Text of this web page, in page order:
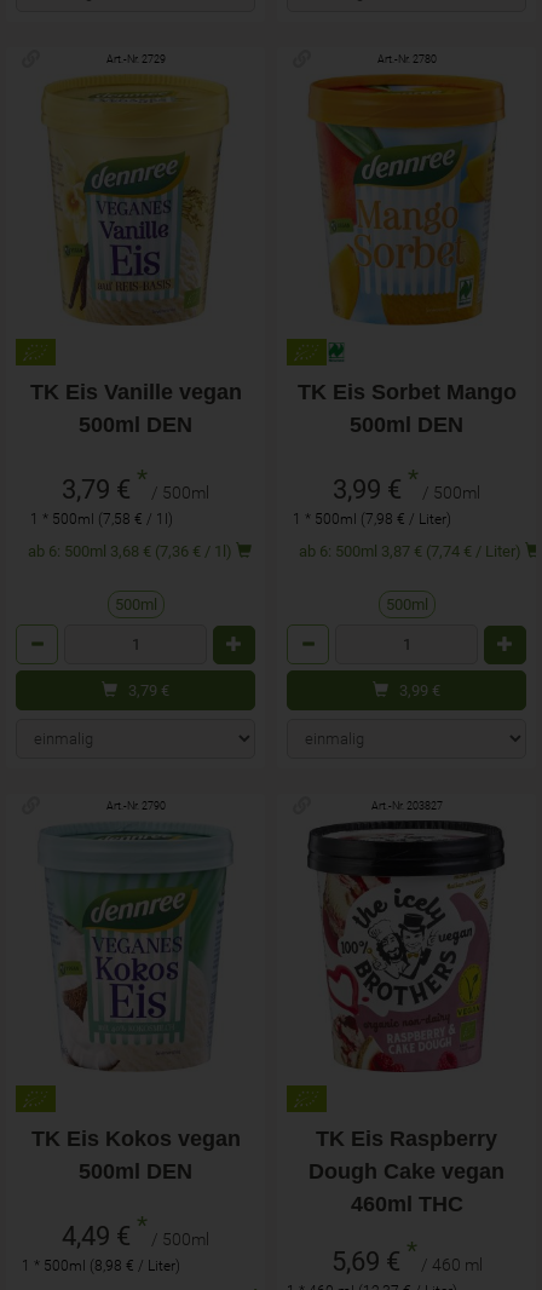
Art.-Nr. 2729
TK Eis Vanille vegan
500ml DEN
3,79 € * / 500ml
1 * 500ml (7,58 € / 1l)
ab 6: 500ml 3,68 € (7,36 € / 1l)
500ml
3,79 €
Art.-Nr. 2780
TK Eis Sorbet Mango
500ml DEN
3,99 € * / 500ml
1 * 500ml (7,98 € / Liter)
ab 6: 500ml 3,87 € (7,74 € / Liter)
500ml
3,99 €
Art.-Nr. 2790
TK Eis Kokos vegan
500ml DEN
4,49 € * / 500ml
1 * 500ml (8,98 € / Liter)
Art.-Nr. 203827
TK Eis Raspberry
Dough Cake vegan
460ml THC
5,69 € * / 460 ml